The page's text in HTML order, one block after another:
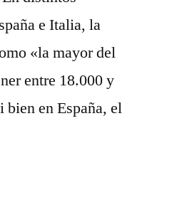
e Italia, la
«la mayor del
entre 18.000 y
bien en España, el